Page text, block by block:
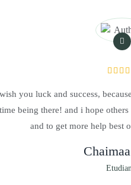
you luck and success,
being there! and i hope
and to get more help best